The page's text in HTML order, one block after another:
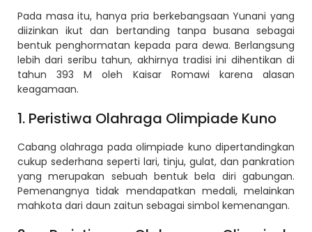
Pada masa itu, hanya pria berkebangsaan Yunani yang
diizinkan ikut dan bertanding tanpa busana sebagai
bentuk penghormatan kepada para dewa. Berlangsung
lebih dari seribu tahun, akhirnya tradisi ini dihentikan di
tahun 393 M oleh Kaisar Romawi karena alasan
keagamaan.
1. Peristiwa Olahraga Olimpiade Kuno
Cabang olahraga pada olimpiade kuno dipertandingkan
cukup sederhana seperti lari, tinju, gulat, dan pankration
yang merupakan sebuah bentuk bela diri gabungan.
Pemenangnya tidak mendapatkan medali, melainkan
mahkota dari daun zaitun sebagai simbol kemenangan.